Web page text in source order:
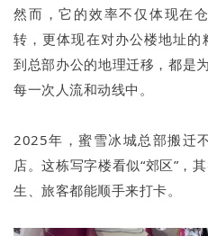
然而，它的效率不仅体现在
转，更体现在对办公楼地址
到总部办公的地理迁移，都是
每一次人流和动线中。
2025年，蜜雪冰城总部搬迁
店。这栋写字楼看似“郊区”
生、旅客都能顺手来打卡。